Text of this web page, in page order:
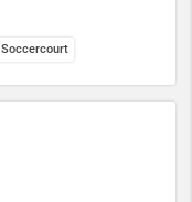
Soccercourt